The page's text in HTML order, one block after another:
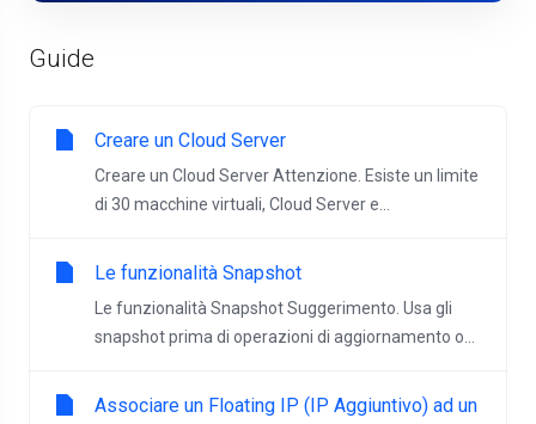
Guide
Creare un Cloud Server
Creare un Cloud Server Attenzione. Esiste un limite
di 30 macchine virtuali, Cloud Server e...
Le funzionalità Snapshot
Le funzionalità Snapshot Suggerimento. Usa gli
snapshot prima di operazioni di aggiornamento o...
Associare un Floating IP (IP Aggiuntivo) ad un